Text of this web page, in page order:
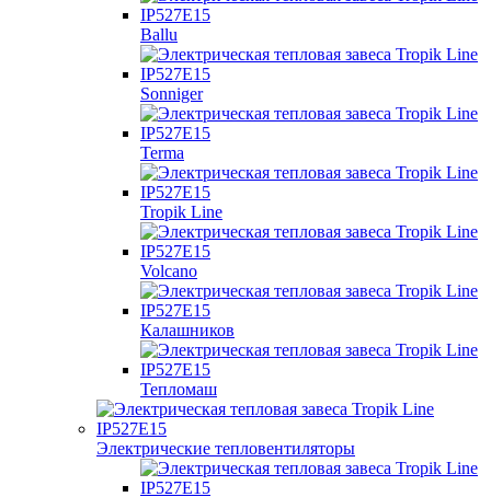
Ballu
Sonniger
Terma
Tropik Line
Volcano
Калашников
Тепломаш
Электрические тепловентиляторы